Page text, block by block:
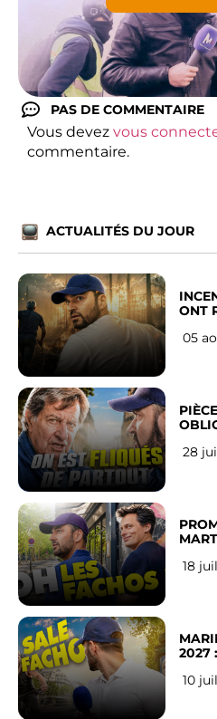
PAS DE COMMENTAIRE
Vous devez vous
commentaire.
ACTUALITÉS DU JOUR
ONT
05
28
18
2027
10